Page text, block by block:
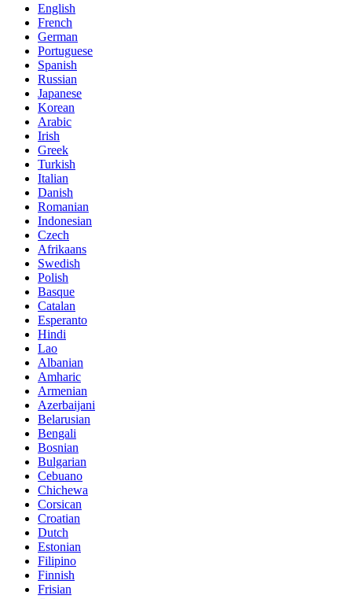
English
French
German
Portuguese
Spanish
Russian
Japanese
Korean
Arabic
Irish
Greek
Turkish
Italian
Danish
Romanian
Indonesian
Czech
Afrikaans
Swedish
Polish
Basque
Catalan
Esperanto
Hindi
Lao
Albanian
Amharic
Armenian
Azerbaijani
Belarusian
Bengali
Bosnian
Bulgarian
Cebuano
Chichewa
Corsican
Croatian
Dutch
Estonian
Filipino
Finnish
Frisian